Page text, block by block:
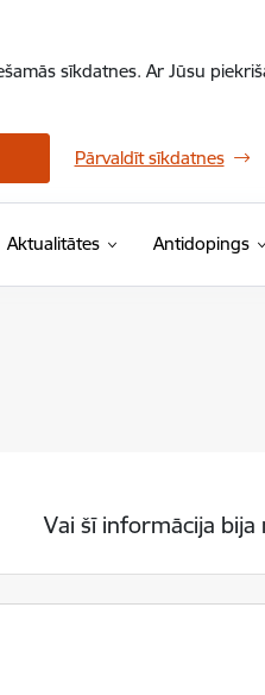
sīkdatnes. Ar Jūsu
Pārvaldīt sīkdatnes
Aktualitātes Antidopings
Vai šī informācija bija